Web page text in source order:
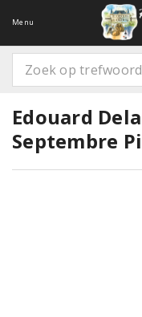
Menu
Edouard
Septembre